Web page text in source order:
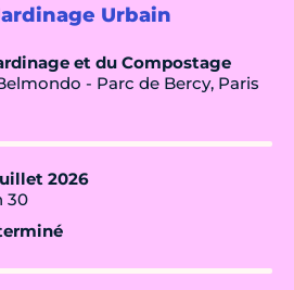
Urbain
et du Compostage
- Parc de Bercy, Paris
2026
30